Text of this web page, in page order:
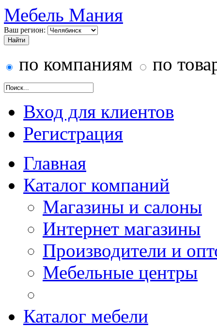
Мебель Мания
Ваш регион:
по компаниям по
Вход для клиентов
Регистрация
Главная
Каталог компаний
Магазины и салоны
Интернет магазины
Производители и
Мебельные центры
Каталог мебели